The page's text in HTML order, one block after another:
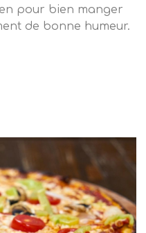
pour bien manger
de bonne humeur.